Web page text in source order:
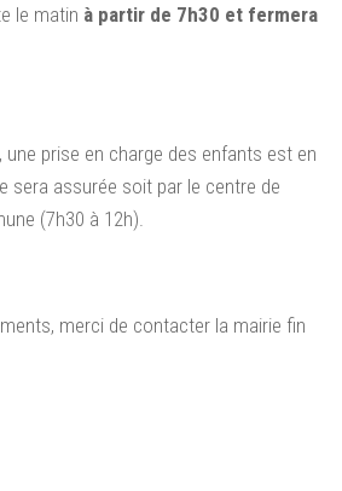
le matin à partir de 7h30 et fermera
une prise en charge des enfants est en
sera assurée soit par le centre de
(7h30 à 12h).
merci de contacter la mairie fin